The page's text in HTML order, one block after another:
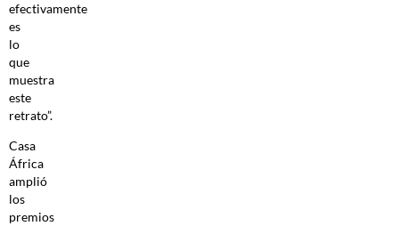
efectivamente
es
lo
que
muestra
este
retrato”.
Casa
África
amplió
los
premios